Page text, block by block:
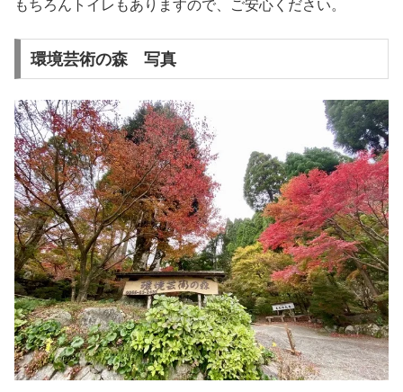
もちろんトイレもありますので、ご安心ください。
環境芸術の森 写真